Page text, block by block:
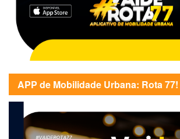
APP de Mobilidade Urbana: Rota 77!